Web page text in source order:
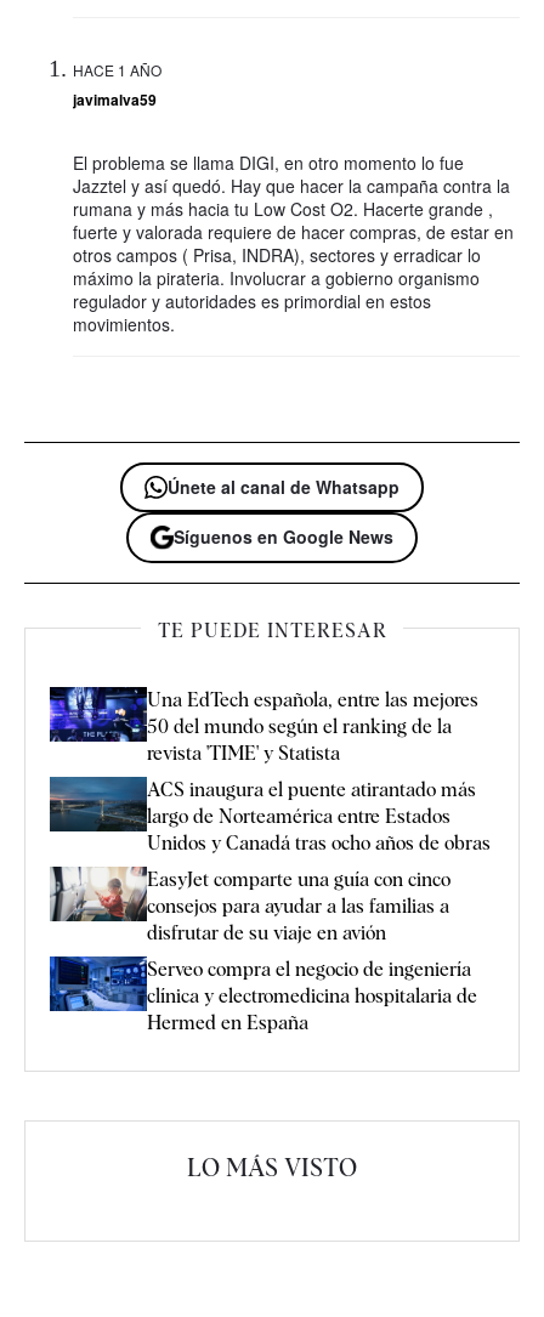
HACE 1 AÑO
javimalva59
El problema se llama DIGI, en otro momento lo fue
Jazztel y así quedó. Hay que hacer la campaña contra la
rumana y más hacia tu Low Cost O2. Hacerte grande ,
fuerte y valorada requiere de hacer compras, de estar en
otros campos ( Prisa, INDRA), sectores y erradicar lo
máximo la pirateria. Involucrar a gobierno organismo
regulador y autoridades es primordial en estos
movimientos.
Únete al canal de Whatsapp
Síguenos en Google News
TE PUEDE INTERESAR
Una EdTech española, entre las mejores
50 del mundo según el ranking de la
revista 'TIME' y Statista
ACS inaugura el puente atirantado más
largo de Norteamérica entre Estados
Unidos y Canadá tras ocho años de obras
EasyJet comparte una guía con cinco
consejos para ayudar a las familias a
disfrutar de su viaje en avión
Serveo compra el negocio de ingeniería
clínica y electromedicina hospitalaria de
Hermed en España
LO MÁS VISTO